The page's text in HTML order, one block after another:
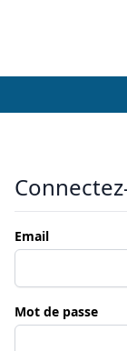
Email
Mot de passe